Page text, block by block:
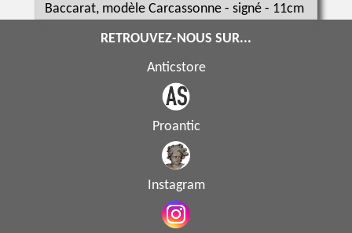
Baccarat, modèle Carcassonne - signé - 11cm
RETROUVEZ-NOUS SUR...
Anticstore
Proantic
Instagram